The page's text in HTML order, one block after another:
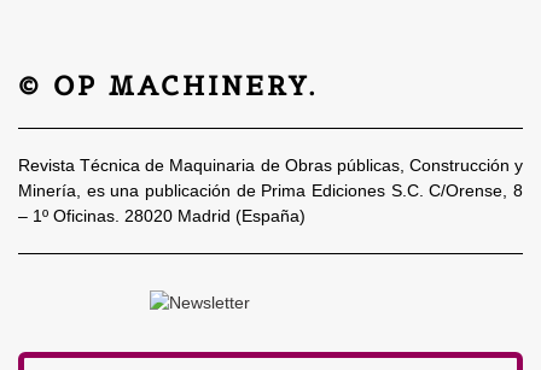
© OP MACHINERY.
Revista Técnica de Maquinaria de Obras públicas, Construcción y
Minería, es una publicación de Prima Ediciones S.C. C/Orense, 8
– 1º Oficinas. 28020 Madrid (España)